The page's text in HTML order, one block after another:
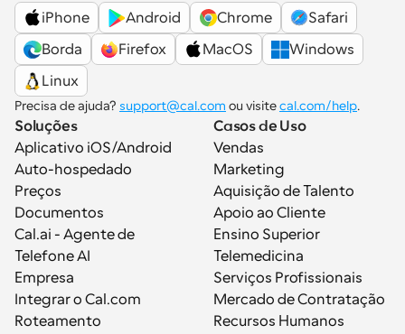
iPhone
Android Chrome
Safari
Borda
Firefox MacOS
Windows
Linux
Precisa de ajuda? support@cal.com ou visite cal.com/help.
Soluções
Aplicativo iOS/Android
Auto-hospedado
Preços
Documentos
Cal.ai - Agente de
Telefone AI
Empresa
Integrar o Cal.com
Roteamento
Casos de Uso
Vendas
Marketing
Aquisição de Talento
Apoio ao Cliente
Ensino Superior
Telemedicina
Serviços Profissionais
Mercado de Contratação
Recursos Humanos